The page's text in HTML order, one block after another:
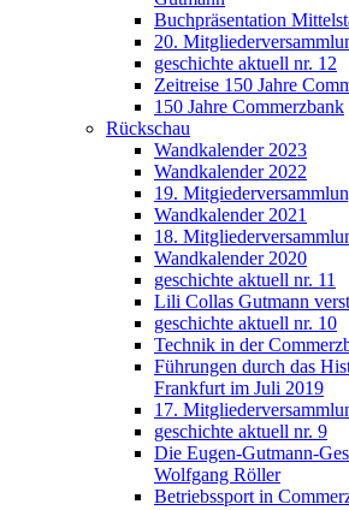
Buchpräsentation
20.
geschichte aktuell nr. 12
Zeitreise 150 Jahre
150 Jahre Commerzbank
Rückschau
Wandkalender 2023
Wandkalender 2022
19.
Wandkalender 2021
18.
Wandkalender 2020
geschichte aktuell nr. 11
Lili Collas Gutmann
geschichte aktuell nr. 10
Technik in der
Führungen durch das
Frankfurt im Juli 2019
17.
geschichte aktuell nr. 9
Die Eugen-Gutmann-
Wolfgang Röller
Betriebssport in